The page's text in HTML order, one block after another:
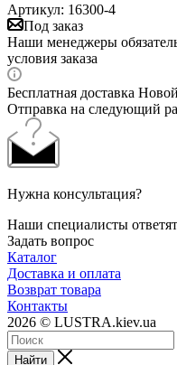
Артикул: 16300-4
Под заказ
Наши менеджеры
условия заказа
Бесплатная доставка
Отправка на следующий
Нужна консультация?
Наши специалисты
Задать вопрос
Каталог
Доставка и оплата
Возврат товара
Контакты
2026 © LUSTRA.kiev.ua
Найти